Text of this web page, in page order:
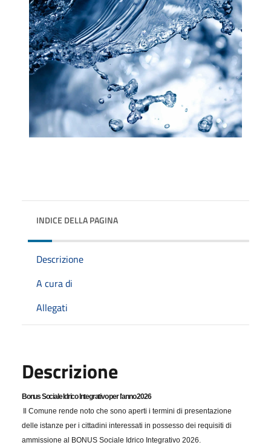
INDICE DELLA PAGINA
Descrizione
A cura di
Allegati
Descrizione
Bonus Sociale Idrico Integrativo per l'anno 2026
Il Comune rende noto che sono aperti i termini di presentazione
delle istanze per i cittadini interessati in possesso dei requisiti di
ammissione al BONUS Sociale Idrico Integrativo 2026.